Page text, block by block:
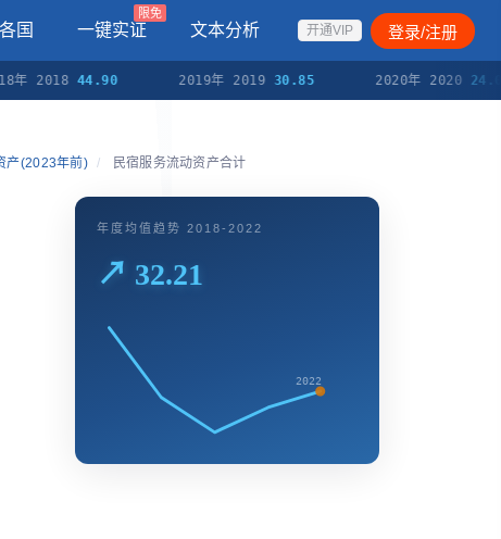
国 一键实证
限免
文本分析 开通VIP 登录/注册
年 201844.90 2019年 201930.85 2020年 202024.00
产(2023年前) / 民宿服务流动资产合计
年度均值趋势 2018-2022
↗ 32.21
2022